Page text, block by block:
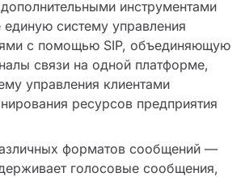
инструментами
систему управления
с помощью SIP, объединяющую
связи на одной платформе,
управления клиентами
ресурсов предприятия
форматов сообщений —
голосовые сообщения,